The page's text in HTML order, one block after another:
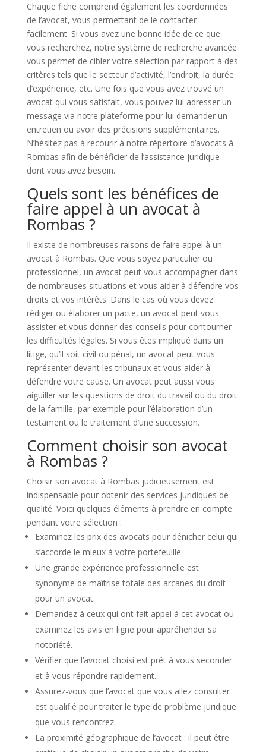
Chaque fiche comprend également les coordonnées
de l’avocat, vous permettant de le contacter
facilement. Si vous avez une bonne idée de ce que
vous recherchez, notre système de recherche avancée
vous permet de cibler votre sélection par rapport à des
critères tels que le secteur d’activité, l’endroit, la durée
d’expérience, etc. Une fois que vous avez trouvé un
avocat qui vous satisfait, vous pouvez lui adresser un
message via notre plateforme pour lui demander un
entretien ou avoir des précisions supplémentaires.
N’hésitez pas à recourir à notre répertoire d’avocats à
Rombas afin de bénéficier de l’assistance juridique
dont vous avez besoin.
Quels sont les bénéfices de
faire appel à un avocat à
Rombas ?
Il existe de nombreuses raisons de faire appel à un
avocat à Rombas. Que vous soyez particulier ou
professionnel, un avocat peut vous accompagner dans
de nombreuses situations et vous aider à défendre vos
droits et vos intérêts. Dans le cas où vous devez
rédiger ou élaborer un pacte, un avocat peut vous
assister et vous donner des conseils pour contourner
les difficultés légales. Si vous êtes impliqué dans un
litige, qu’il soit civil ou pénal, un avocat peut vous
représenter devant les tribunaux et vous aider à
défendre votre cause. Un avocat peut aussi vous
aiguiller sur les questions de droit du travail ou du droit
de la famille, par exemple pour l’élaboration d’un
testament ou le traitement d’une succession.
Comment choisir son avocat
à Rombas ?
Choisir son avocat à Rombas judicieusement est
indispensable pour obtenir des services juridiques de
qualité. Voici quelques éléments à prendre en compte
pendant votre sélection :
Examinez les prix des avocats pour dénicher celui qui
s’accorde le mieux à votre portefeuille.
Une grande expérience professionnelle est
synonyme de maîtrise totale des arcanes du droit
pour un avocat.
Demandez à ceux qui ont fait appel à cet avocat ou
examinez les avis en ligne pour appréhender sa
notoriété.
Vérifier que l’avocat choisi est prêt à vous seconder
et à vous répondre rapidement.
Assurez-vous que l’avocat que vous allez consulter
est qualifié pour traiter le type de problème juridique
que vous rencontrez.
La proximité géographique de l’avocat : il peut être